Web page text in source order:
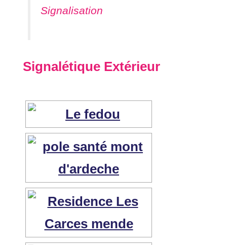
Signalisation
Signalétique Extérieur